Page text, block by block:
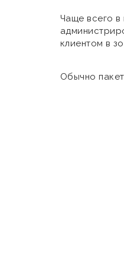
Чаще всего в
клиентом в
Обычно